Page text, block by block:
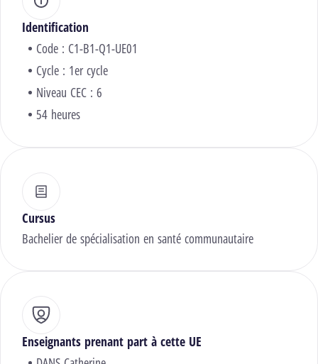
Identification
Code : C1-B1-Q1-UE01
Cycle : 1er cycle
Niveau CEC : 6
54 heures
Cursus
Bachelier de spécialisation en santé communautaire
Enseignants prenant part à cette UE